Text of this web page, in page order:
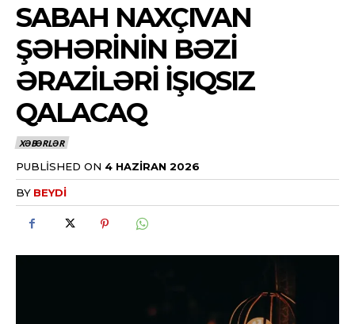
SABAH NAXÇIVAN
ŞƏHƏRININ BƏZI
ƏRAZILƏRI IŞIQSIZ
QALACAQ
XƏBƏRLƏR
PUBLISHED ON 4 HAZIRAN 2026
BY BEYDI